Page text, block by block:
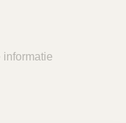
informatie